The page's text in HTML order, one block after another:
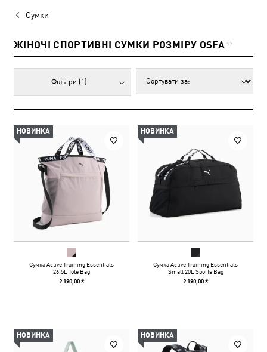
Сумки
ЖІНОЧІ СПОРТИВНІ СУМКИ РОЗМІРУ OSFA 97
Фільтри (1)
НОВИНКА
Сумка Active Training Essentials
26.5L Tote Bag
2 190,00 ₴
НОВИНКА
Сумка Active Training Essentials
Small 20L Sports Bag
2 190,00 ₴
НОВИНКА НОВИНКА